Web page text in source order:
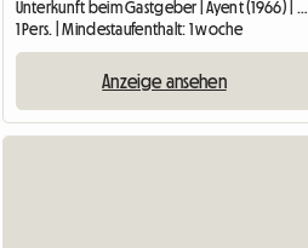
1 Pers. | Mindestaufenthalt: 1 woche
Anzeige ansehen